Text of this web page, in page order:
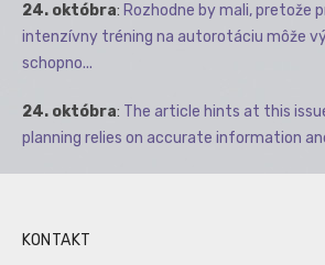
24. októbra: Rozhodne by mali, pretože
intenzívny tréning na autorotáciu môže
schopno...
24. októbra: The article hints at this
planning relies on accurate information
KONTAKT